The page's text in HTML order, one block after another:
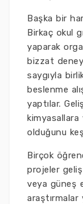
Başka bir
Birkaç okul
yaparak
bizzat
saygıyla
beslenme
yaptılar.
olduğunu
Birçok
projeler
veya güneş
araştırmalar